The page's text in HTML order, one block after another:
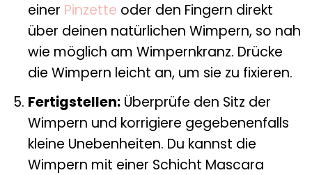
einer Pinzette oder den Fingern direkt
über deinen natürlichen Wimpern, so nah
wie möglich am Wimpernkranz. Drücke
die Wimpern leicht an, um sie zu fixieren.
Fertigstellen:Überprüfe den Sitz der
Wimpern und korrigiere gegebenenfalls
kleine Unebenheiten. Du kannst die
Wimpern mit einer Schicht Mascara